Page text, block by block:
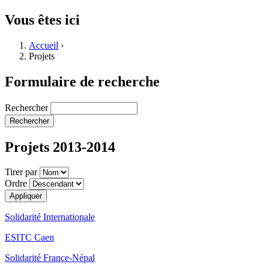
Vous êtes ici
Accueil ›
Projets
Formulaire de recherche
Rechercher
Projets 2013-2014
Tirer par
Ordre
Solidarité Internationale
ESITC Caen
Solidarité France-Népal